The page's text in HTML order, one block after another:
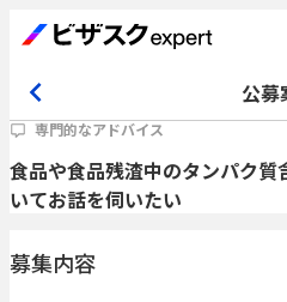
公募
専門的なアドバイス
食品や食品残渣中のタンパク
いてお話を伺いたい
募集内容